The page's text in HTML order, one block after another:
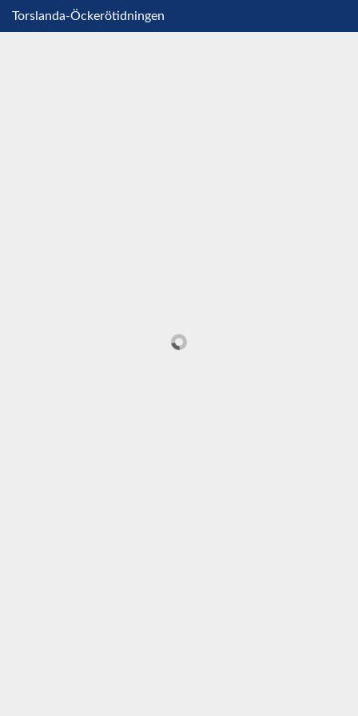
Torslanda-Öckerötidningen